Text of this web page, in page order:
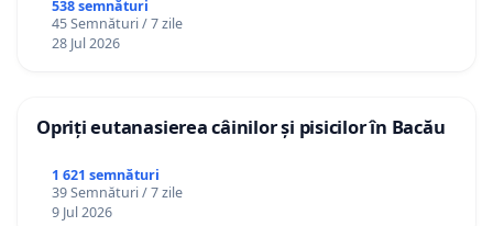
538 semnături
45 Semnături / 7 zile
28 Jul 2026
Opriți eutanasierea câinilor și pisicilor în Bacău
1 621 semnături
39 Semnături / 7 zile
9 Jul 2026